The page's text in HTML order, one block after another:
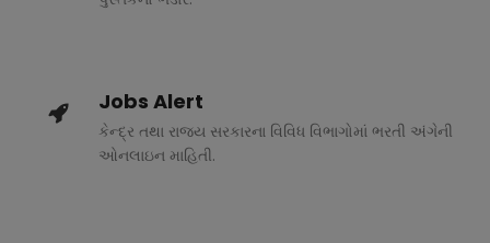
Jobs Alert
કેન્દ્ર તથા રાજ્ય સરકારના વિવિધ વિભાગોમાં ભરતી અંગેની
ઓનલાઇન માહિતી.